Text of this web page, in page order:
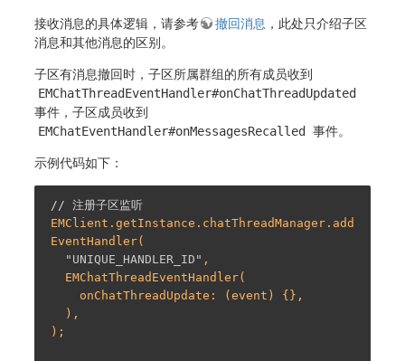
接收消息的具体逻辑，请参考 撤回消息 ，此处只介绍子区
消息和其他消息的区别。
子区有消息撤回时，子区所属群组的所有成员收到
EMChatThreadEventHandler#onChatThreadUpdated
事件，子区成员收到
EMChatEventHandler#onMessagesRecalled
事件。
示例代码如下：
// 注册子区监听
EMClient.getInstance.chatThreadManager.add
EventHandler(
"UNIQUE_HANDLER_ID" ,
);